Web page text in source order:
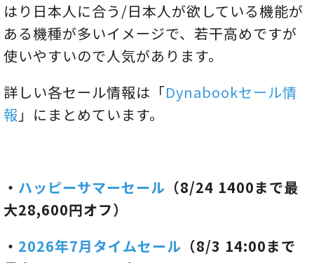
はり日本人に合う/日本人が欲している機能が
ある機種が多いイメージで、若干高めですが
使いやすいので人気があります。
詳しい各セール情報は「Dynabookセール情
報 」にまとめています。
・ ハッピーサマーセール （8/24 1400まで最
大28,600円オフ）
・ 2026年7月タイムセール （8/3 14:00まで